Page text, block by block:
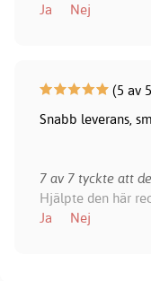
Ja
Nej
(5 av
Snabb leverans,
7 av 7 tyckte att
Hjälpte den här
Ja
Nej